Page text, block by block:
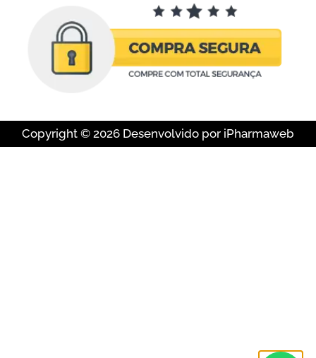
Copyright © 2026 Desenvolvido por iPharmaweb